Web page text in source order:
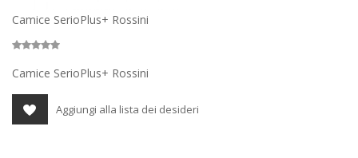
Camice SerioPlus+ Rossini
Camice SerioPlus+ Rossini
Aggiungi alla lista dei desideri